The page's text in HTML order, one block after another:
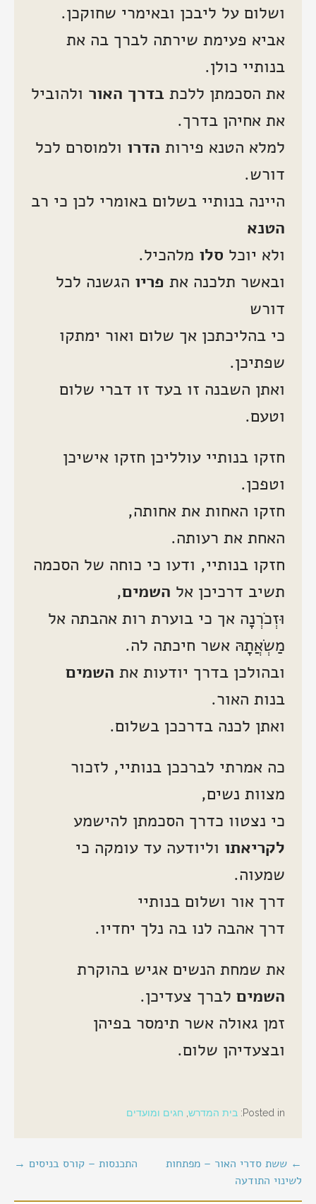
ושלום על ליבכן ובאימרי שחוקכן.
אביא פעימת שירתה לברך בה את
בנותיי כולן.
את הסכמתן ללכת בדרך האור ולהוביל
את אחיהן בדרך.
למלא הטנא פירות הדרו ולמוסרם לכל
דורש.
היינה בנותיי בשלום באומרי לכן כי רב
הטנא
ולא יוכל סלו מלהכיל.
ובאשר תלכנה את פריו הגשנה לכל
דורש
כי בהליכתכן אך שלום ואור ימתקו
שפתיכן.
ואתן השבנה זו בעד זו דברי שלום
וטעם.
חזקו בנותיי עולליכן חזקו אישיכן
וטפכן.
חזקו האחות את אחותה,
האחת את רעותה.
חזקו בנותיי, ודעו כי כוחה של הסכמה
תשיב דרכיכן אל השמים,
וּזְכֹרְנָה אך כי בוערת רות אהבתה אל
מַשְׂאֲתָהּ אשר חיכתה לה.
ובהולכן בדרך יודעות את השמים
בנות האור.
ואתן לכנה בדרככן בשלום.
כה אמרתי לברככן בנותיי, לזכור
מצוות נשים,
כי נצטוו כדרך הסכמתן להישמע
לקריאתו וליודעה עד עומקה כי
שמעוה.
דרך אור ושלום בנותיי
דרך אהבה לנו בה נלך יחדיו.
את שמחת הנשים אגיש בהוקרת
השמים לברך צעדיכן.
זמן גאולה אשר תימסר בפיהן
ובצעדיהן שלום.
Posted in: בית המדרש חגים ומועדים
ניווט
← ששת סדרי האור – מפתחות
לשינוי התודעה
התכנסות – קורס בניסים →